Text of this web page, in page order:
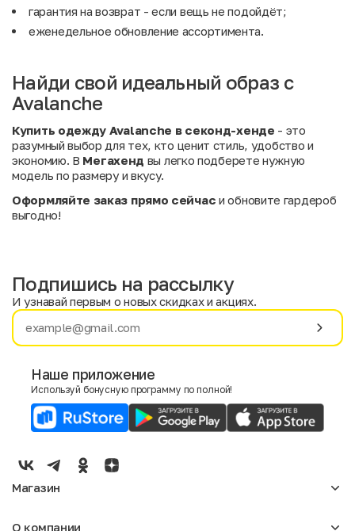
гарантия на возврат - если вещь не подойдёт;
еженедельное обновление ассортимента.
Найди свой идеальный образ с
Avalanche
Купить одежду Avalanche в секонд-хенде - это
разумный выбор для тех, кто ценит стиль, удобство и
экономию. В Мегахенд вы легко подберете нужную
модель по размеру и вкусу.
Оформляйте заказ прямо сейчас и обновите гардероб
выгодно!
Имя
E-mail
Мужской
Женский
Подпишись на рассылку
И узнавай первым о новых скидках и акциях.
Наше приложение
Используй бонусную программу по полной!
Магазин
О компании